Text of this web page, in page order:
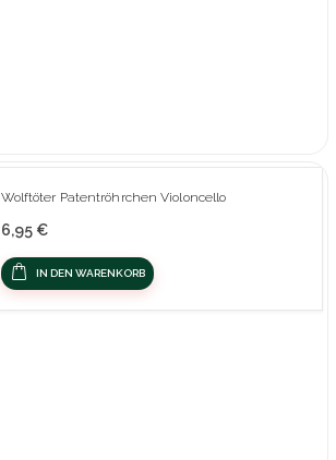
Wolftöter Patentröhrchen Violoncello
6,95 €
IN DEN WARENKORB